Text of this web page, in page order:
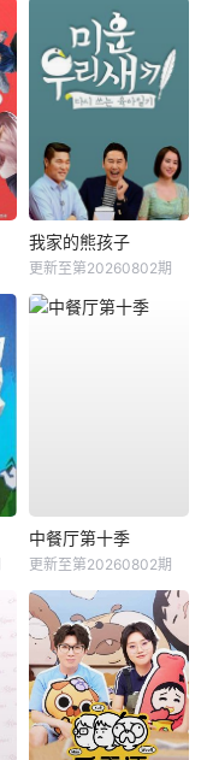
我家的熊孩子
更新至第20260802期
中餐厅第十季
更新至第20260802期